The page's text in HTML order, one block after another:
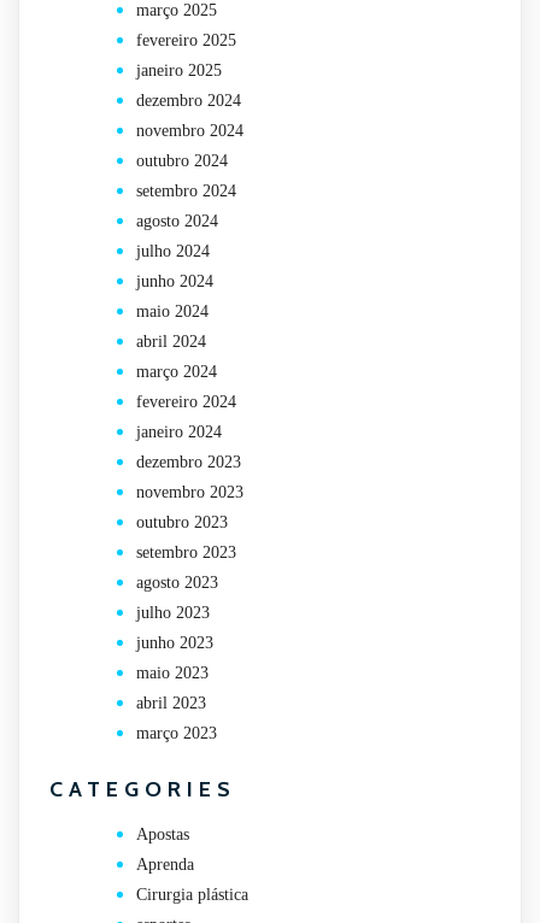
março 2025
fevereiro 2025
janeiro 2025
dezembro 2024
novembro 2024
outubro 2024
setembro 2024
agosto 2024
julho 2024
junho 2024
maio 2024
abril 2024
março 2024
fevereiro 2024
janeiro 2024
dezembro 2023
novembro 2023
outubro 2023
setembro 2023
agosto 2023
julho 2023
junho 2023
maio 2023
abril 2023
março 2023
CATEGORIES
Apostas
Aprenda
Cirurgia plástica